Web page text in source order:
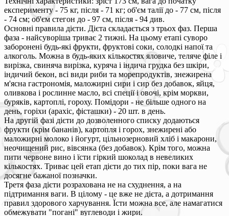
експерименту - 75 кг, після - 71 кг; об'єм талії до - 77 см, після
- 74 см; об'єм стегон до - 97 см, після - 94 див.
Основні правила дієти. Дієта складається з трьох фаз. Перша
фаза - найсуворіша триває 2 тижні. На цьому етапі суворо
заборонені будь-які фрукти, фруктові соки, солодкі напої та
алкоголь. Можна в будь-яких кількостях яловиче, теляче філе і
вирізка, свиняча вирізка, куряча і індича грудка без шкіри,
індичий бекон, всі види риби та морепродуктів, знежирена
м'ясна гастрономія, маложирні сири і сир без добавок, яйця,
оливкова і рослинне масло, всі спеції і овочі, крім моркви,
буряків, картоплі, гороху. Помідори - не більше одного на
день, горіхи (арахіс, фісташки) - 20 шт. в день.
На другій фазі дієти до дозволенного списку додаються
фрукти (крім бананів), картопля і горох, знежирені або
маложирні молоко і йогурт, цільнозерновий хліб і макарони,
неочищений рис, вівсянка (без добавок). Крім того, можна
пити червоне вино і їсти гіркий шоколад в невеликих
кількостях. Триває цей етап дієти до тих пір, поки вага не
досягне бажаної позначки.
Третя фаза дієти розрахована не на схуднення, а на
підтримання ваги. В цілому - це вже не дієта, а дотримання
правил здорового харчування. Їсти можна все, але намагатися
обмежувати "погані" вуглеводи і жири.